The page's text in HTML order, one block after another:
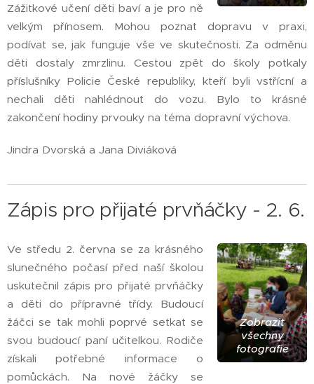
Zážitkové učení děti baví a je pro ně
velkým přínosem. Mohou poznat dopravu v praxi,
podívat se, jak funguje vše ve skutečnosti. Za odměnu
děti dostaly zmrzlinu. Cestou zpět do školy potkaly
příslušníky Policie České republiky, kteří byli vstřícní a
nechali děti nahlédnout do vozu. Bylo to krásné
zakončení hodiny prvouky na téma dopravní výchova.
Jindra Dvorská a Jana Diviáková
Zápis pro přijaté prvňáčky - 2. 6.
Zobrazit
všechny
fotografie
Ve středu 2. června se za krásného
slunečného počasí před naší školou
uskutečnil zápis pro přijaté prvňáčky
a děti do přípravné třídy. Budoucí
žáčci se tak mohli poprvé setkat se
svou budoucí paní učitelkou. Rodiče
získali potřebné informace o
pomůckách. Na nové žáčky se